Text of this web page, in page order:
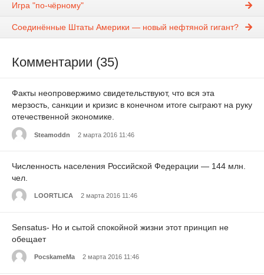
Игра "по-чёрному"
Соединённые Штаты Америки — новый нефтяной гигант?
Комментарии (35)
Факты неопровержимо свидетельствуют, что вся эта
мерзость, санкции и кризис в конечном итоге сыграют на руку
отечественной экономике.
Steamoddn 2 марта 2016 11:46
Численность населения Российской Федерации — 144 млн.
чел.
LOORTLICA 2 марта 2016 11:46
Sensatus- Но и сытой спокойной жизни этот принцип не
обещает
PocskameMa 2 марта 2016 11:46